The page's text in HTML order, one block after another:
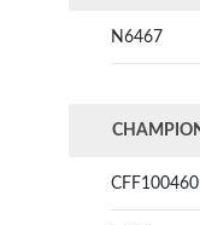
N6467
CFF100460